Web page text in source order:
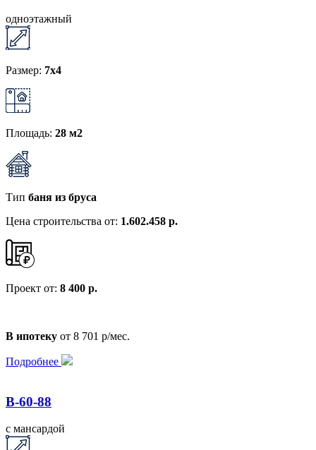
одноэтажный
Размер: 7x4
Площадь: 28 м2
Тип баня из бруса
Цена строительства от: 1.602.458 р.
Проект от: 8 400 р.
В ипотеку от 8 701 р/мес.
Подробнее
B-60-88
с мансардой